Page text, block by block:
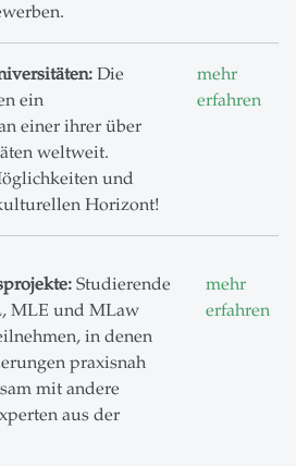
Die
ein
einer ihrer über
weltweit.
und
Horizont!
mehr
erfahren
Studierende
MLE und MLaw
in denen
praxisnah
mit andere
aus der
mehr
erfahren